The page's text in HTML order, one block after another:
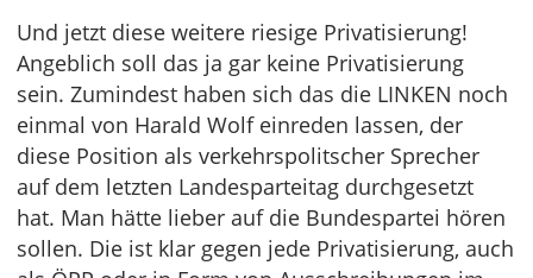
Und jetzt diese weitere riesige Privatisierung!
Angeblich soll das ja gar keine Privatisierung
sein. Zumindest haben sich das die LINKEN noch
einmal von Harald Wolf einreden lassen, der
diese Position als verkehrspolitscher Sprecher
auf dem letzten Landesparteitag durchgesetzt
hat. Man hätte lieber auf die Bundespartei hören
sollen. Die ist klar gegen jede Privatisierung, auch